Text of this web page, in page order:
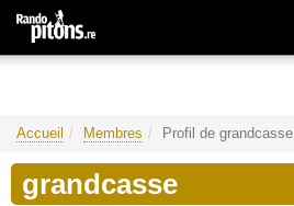
Accueil Membres Profil de grandcasse
grandcasse